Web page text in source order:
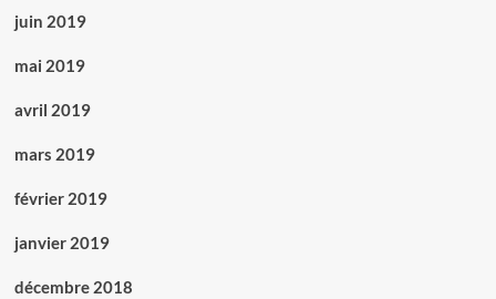
juin 2019
mai 2019
avril 2019
mars 2019
février 2019
janvier 2019
décembre 2018